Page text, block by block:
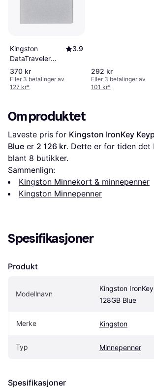
Kingston
DataTraveler
Micro 128GB
USB 3.2 Gen 1
3.9
370 kr
Eller 3 betalinger av
127 kr*
292 kr
Eller 3 betalinger av
101 kr*
Om produktet
Laveste pris for Kingston IronKey
Blue er 2 126 kr. Dette er for tiden det
blant 8 butikker.
Sammenlign:
Kingston Minnekort & minnepenner
Kingston Minnepenner
Spesifikasjoner
Produkt
Modellnavn
Kingston
128GB Blue
Merke Kingston
Typ Minnepenner
Spesifikasjoner